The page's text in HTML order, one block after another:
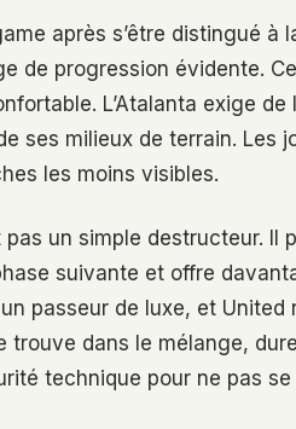
après s’être distingué à
de progression évidente.
L’Atalanta exige de
ses milieux de terrain. Les
les moins visibles.
pas un simple destructeur.
suivante et offre
passeur de luxe, et
trouve dans le mélange,
technique pour ne pas